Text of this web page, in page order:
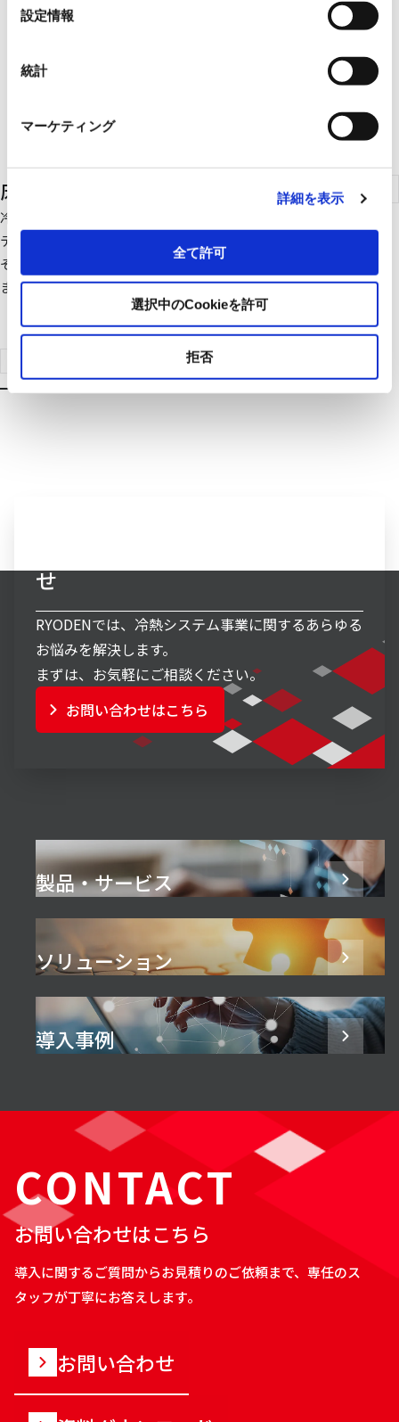
設定情報
統計
マーケティング
詳細を表示
全て許可
選択中のCookieを許可
拒否
床暖房
冷温水を使用して床暖房やパネルヒーターでの冷暖房を行うシス
テムです。暖房時は、外気中にある熱を奪って防錆循環液を温め、
その温水を床暖房パネルやパネルヒーターに通してお部屋を温め
ます。
せ
RYODENでは、冷熱システム事業に関するあらゆる
お悩みを解決します。
まずは、お気軽にご相談ください。
お問い合わせはこちら
製品・サービス
ソリューション
導入事例
CONTACT
お問い合わせはこちら
導入に関するご質問からお見積りのご依頼まで、専任のス
タッフが丁寧にお答えします。
お問い合わせ